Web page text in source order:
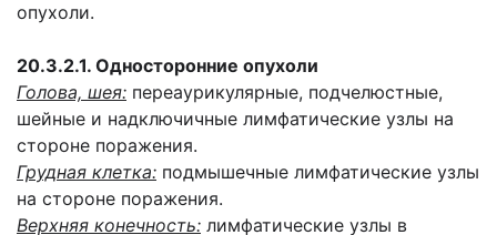
опухоли.
20.3.2.1. Односторонние опухоли
Голова, шея: переаурикулярные, подчелюстные,
шейные и надключичные лимфатические узлы на
стороне поражения.
Грудная клетка: подмышечные лимфатические узлы
на стороне поражения.
Верхняя конечность: лимфатические узлы в